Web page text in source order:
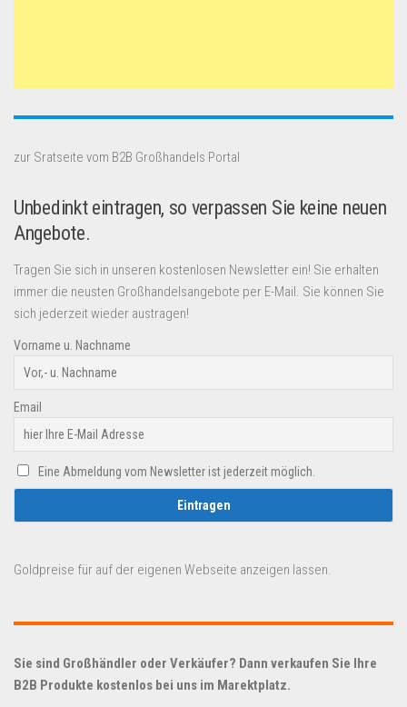
zur Sratseite vom B2B Großhandels Portal
Unbedinkt eintragen, so verpassen Sie keine neuen
Angebote.
Tragen Sie sich in unseren kostenlosen Newsletter ein! Sie erhalten
immer die neusten Großhandelsangebote per E-Mail. Sie können Sie
sich jederzeit wieder austragen!
Vorname u. Nachname
Email
Eine Abmeldung vom Newsletter ist jederzeit möglich.
Goldpreise für auf der eigenen Webseite anzeigen lassen.
Sie sind Großhändler oder Verkäufer? Dann verkaufen Sie Ihre
B2B Produkte kostenlos bei uns im Marektplatz.